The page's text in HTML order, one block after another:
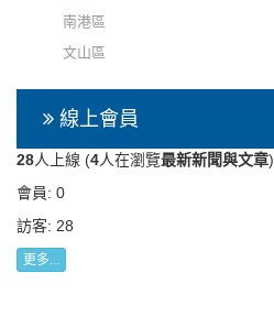
南港區
文山區
線上會員
28人上線 (4人在瀏覽最新新聞與文章)
會員: 0
訪客: 28
更多...